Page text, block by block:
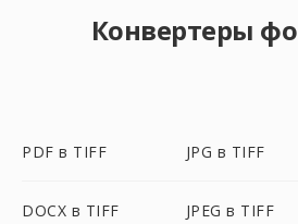
Конвертеры
PDF в TIFF JPG в TIFF
DOCX в TIFF JPEG в TIFF